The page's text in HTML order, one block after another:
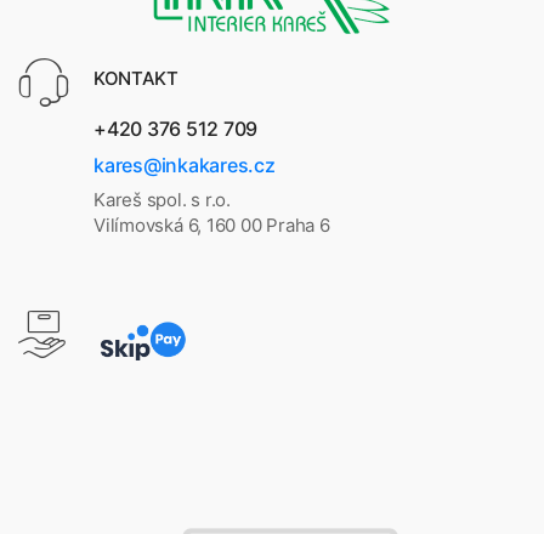
KONTAKT
+420 376 512 709
kares@inkakares.cz
Kareš spol. s r.o.
Vilímovská 6, 160 00 Praha 6